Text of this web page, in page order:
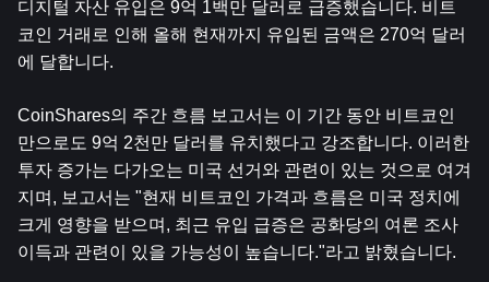
디지털 자산 유입은 9억 1백만 달러로 급증했습니다. 비트
코인 거래로 인해 올해 현재까지 유입된 금액은 270억 달러
에 달합니다.
CoinShares의 주간 흐름 보고서는 이 기간 동안 비트코인
만으로도 9억 2천만 달러를 유치했다고 강조합니다. 이러한
투자 증가는 다가오는 미국 선거와 관련이 있는 것으로 여겨
지며, 보고서는 "현재 비트코인 ​​가격과 흐름은 미국 정치에
크게 영향을 받으며, 최근 유입 급증은 공화당의 여론 조사
이득과 관련이 있을 가능성이 높습니다."라고 밝혔습니다.